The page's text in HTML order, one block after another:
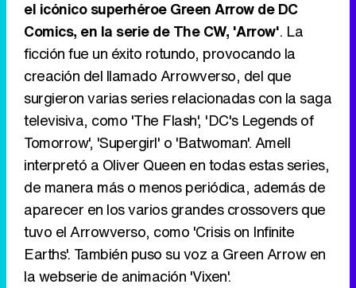
el icónico superhéroe Green Arrow de DC
Comics, en la serie de The CW, 'Arrow'. La
ficción fue un éxito rotundo, provocando la
creación del llamado Arrowverso, del que
surgieron varias series relacionadas con la saga
televisiva, como 'The Flash', 'DC's Legends of
Tomorrow', 'Supergirl' o 'Batwoman'. Amell
interpretó a Oliver Queen en todas estas series,
de manera más o menos periódica, además de
aparecer en los varios grandes crossovers que
tuvo el Arrowverso, como 'Crisis on Infinite
Earths'. También puso su voz a Green Arrow en
la webserie de animación 'Vixen'.